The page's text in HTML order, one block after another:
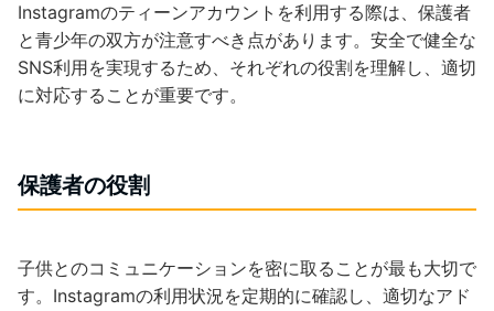
Instagramのティーンアカウントを利用する際は、保護者
と青少年の双方が注意すべき点があります。安全で健全な
SNS利用を実現するため、それぞれの役割を理解し、適切
に対応することが重要です。
保護者の役割
子供とのコミュニケーションを密に取ることが最も大切で
す。Instagramの利用状況を定期的に確認し、適切なアド